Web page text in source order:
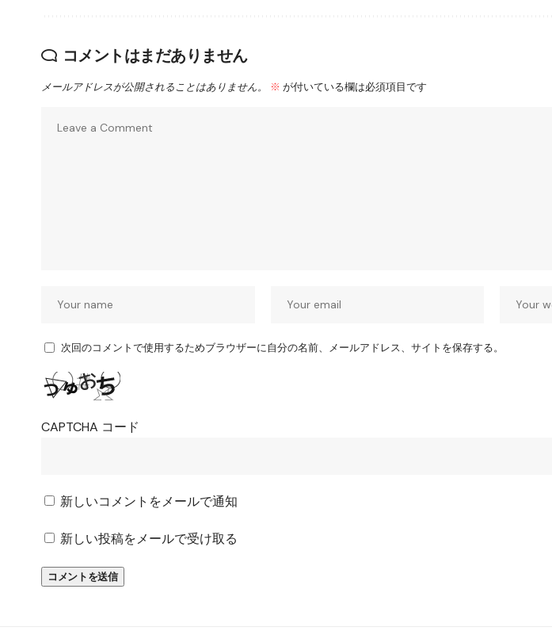
コメントはまだありません
メールアドレスが公開されることはありません。 ※ が付いている欄は必須項目です
次回のコメントで使用するためブラウザーに自分の名前、メールアドレス、サイトを保存する。
CAPTCHA コード
新しいコメントをメールで通知
新しい投稿をメールで受け取る